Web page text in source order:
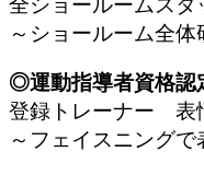
全ショールームスタ
～ショールーム全
◎運動指導者資格
登録トレーナー 表
～フェイスニングで